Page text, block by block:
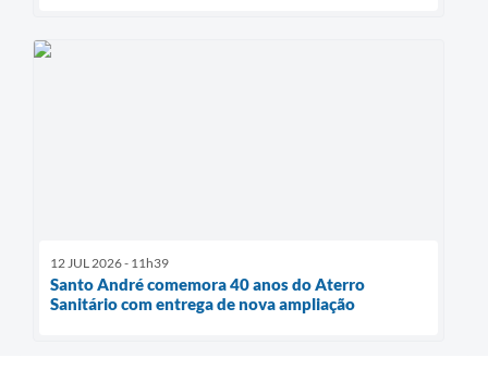
12 JUL 2026 - 11h39
Santo André comemora 40 anos do Aterro
Sanitário com entrega de nova ampliação